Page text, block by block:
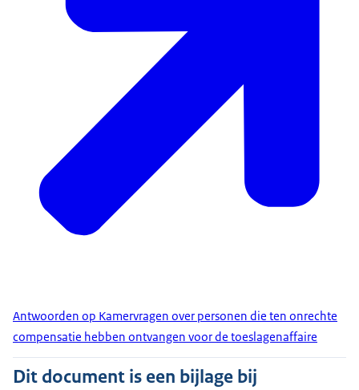
Antwoorden op Kamervragen over personen die ten onrechte
compensatie hebben ontvangen voor de toeslagenaffaire
Dit document is een bijlage bij